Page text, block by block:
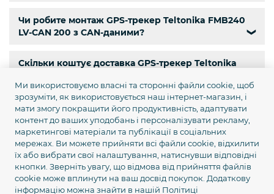
Чи робите монтаж GPS-трекер Teltonika FMB240
LV-CAN 200 з CAN-даними?
❯
Скільки коштує доставка GPS-трекер Teltonika
Чи є самовивіз GPS-трекер Teltonika FMB240 LV-
CAN 200 з CAN-даними?
❯
Чи є кур’єрська доставка GPS-трекер Teltonika
FMB240 LV-CAN 200 з CAN-даними по Києву?
❯
Яка гарантія на GPS-трекер Teltonika FMB240 LV-
Ми використовуємо власні та сторонні файли cookie, щоб
зрозуміти, як використовується наш інтернет-магазин, і
мати змогу покращити його продуктивність, адаптувати
контент до ваших уподобань і персоналізувати рекламу,
маркетингові матеріали та публікації в соціальних
мережах. Ви можете прийняти всі файли cookie, відхилити
їх або вибрати свої налаштування, натиснувши відповідні
кнопки. Зверніть увагу, що відмова від прийняття файлів
cookie може вплинути на ваш досвід покупок. Додаткову
інформацію можна знайти в нашій Політиці